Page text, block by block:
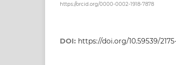
https://orcid.org/0000-0002-1918-7878
DOI: https://doi.org/10.59539/